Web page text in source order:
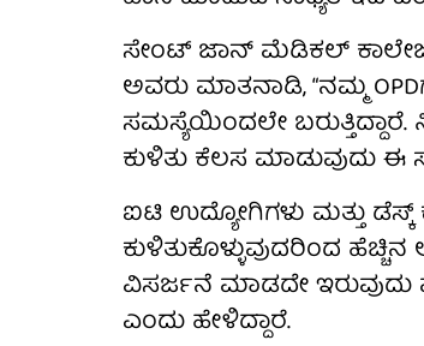
ಸೇಂಟ್ ಜಾನ್ ಮೆಡಿಕಲ್
ಅವರು ಮಾತನಾಡಿ, “ನಮ್ಮ
ಸಮಸ್ಯೆಯಿಂದಲೇ
ಕುಳಿತು ಕೆಲಸ ಮಾಡುವುದು ಈ
ಐಟಿ ಉದ್ಯೋಗಿಗಳು ಮತ್ತು
ಕುಳಿತುಕೊಳ್ಳುವುದರಿಂದ
ವಿಸರ್ಜನೆ ಮಾಡದೇ ಇರುವುದು
ಎಂದು ಹೇಳಿದ್ದಾರೆ.